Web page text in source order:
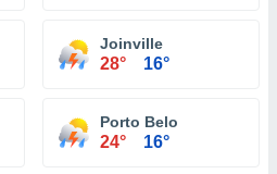
Joinville
28° 16°
Porto Belo
24° 16°